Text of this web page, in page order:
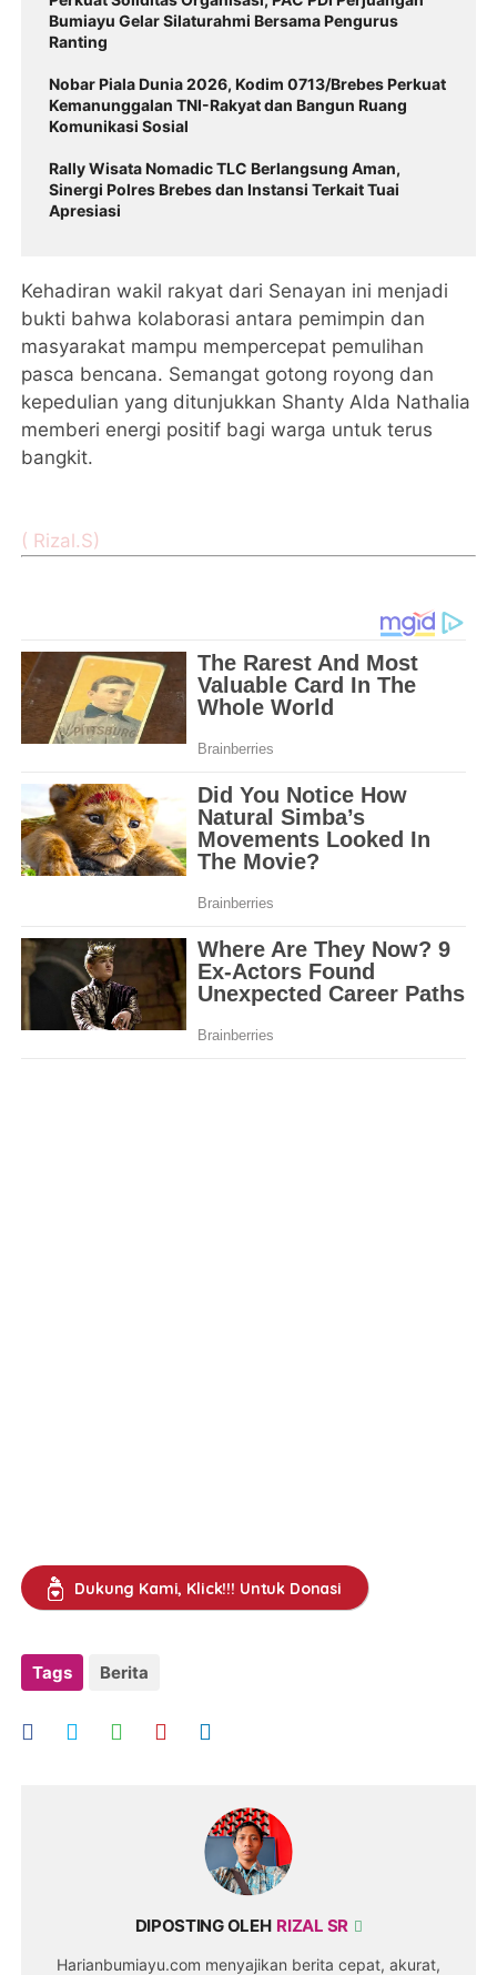
Bumiayu Gelar Silaturahmi Bersama Pengurus
Ranting
Nobar Piala Dunia 2026, Kodim 0713/Brebes Perkuat
Kemanunggalan TNI-Rakyat dan Bangun Ruang
Komunikasi Sosial
Rally Wisata Nomadic TLC Berlangsung Aman,
Sinergi Polres Brebes dan Instansi Terkait Tuai
Apresiasi
Kehadiran wakil rakyat dari Senayan ini menjadi
bukti bahwa kolaborasi antara pemimpin dan
masyarakat mampu mempercepat pemulihan
pasca bencana. Semangat gotong royong dan
kepedulian yang ditunjukkan Shanty Alda Nathalia
memberi energi positif bagi warga untuk terus
bangkit.
( Rizal.S)
Dukung Kami, Klick!!! Untuk Donasi
Tags Berita
DIPOSTING OLEH RIZAL SR
Harianbumiayu.com menyajikan berita cepat, akurat,